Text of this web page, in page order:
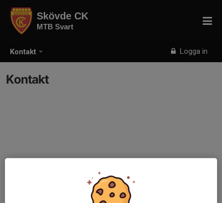
Kontakt Logga in
Skövde CK
MTB Svart
Kontakt